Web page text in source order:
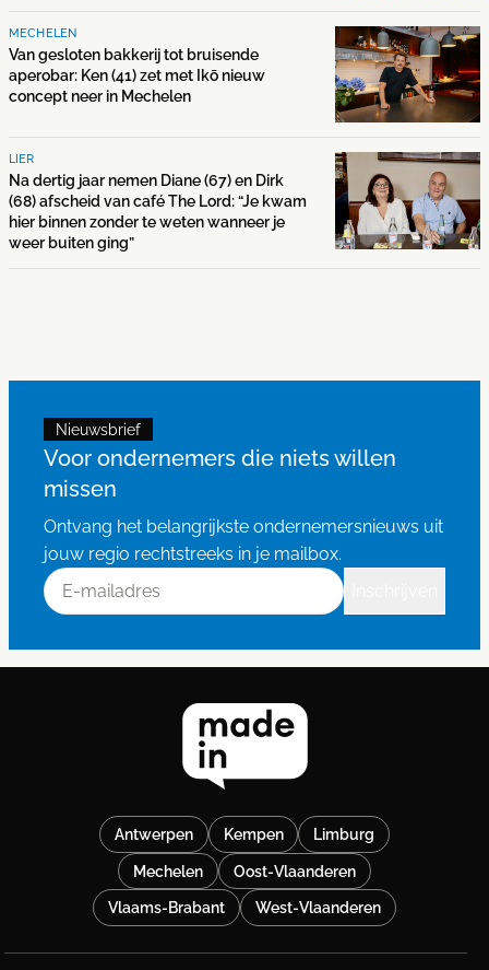
MECHELEN
Van gesloten bakkerij tot bruisende
aperobar: Ken (41) zet met Ikō nieuw
concept neer in Mechelen
LIER
Na dertig jaar nemen Diane (67) en Dirk
(68) afscheid van café The Lord: “Je kwam
hier binnen zonder te weten wanneer je
weer buiten ging”
Nieuwsbrief
Voor ondernemers die niets willen
missen
Ontvang het belangrijkste ondernemersnieuws uit
jouw regio rechtstreeks in je mailbox.
E-mailadres
Antwerpen Kempen Limburg
Mechelen Oost-Vlaanderen
Vlaams-Brabant West-Vlaanderen